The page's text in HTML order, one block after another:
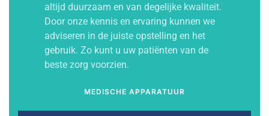
altijd duurzaam en van degelijke kwaliteit.
Door onze kennis en ervaring kunnen we
adviseren in de juiste opstelling en het
gebruik. Zo kunt u uw patiënten van de
beste zorg voorzien.
MEDISCHE APPARATUUR